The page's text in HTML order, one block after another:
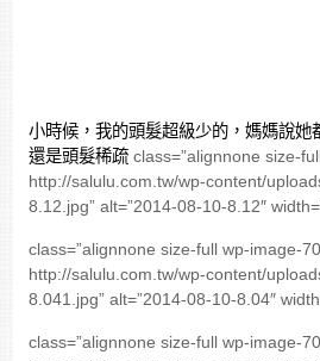
小時候，我的頭髮超級少的，媽媽說她
還是頭髮稀疏class=”alignnone size-
http://salulu.com.tw/wp-content/
8.12.jpg” alt=”2014-08-10-8.12″
class=”alignnone size-full wp-image-
http://salulu.com.tw/wp-content/
8.041.jpg” alt=”2014-08-10-8.04″
class=”alignnone size-full wp-image-